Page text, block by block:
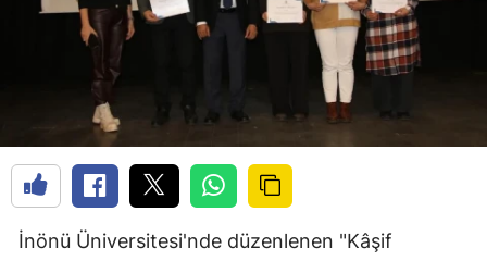
İnönü Üniversitesi'nde düzenlenen "Kâşif